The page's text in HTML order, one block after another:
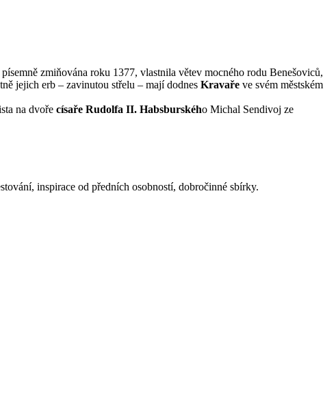
zmiňována roku 1377, vlastnila větev mocného rodu Benešoviců,
jejich erb – zavinutou střelu – mají dodnes Kravaře ve svém městském
na dvoře císaře Rudolfa II. Habsburského Michal Sendivoj ze
inspirace od předních osobností, dobročinné sbírky.